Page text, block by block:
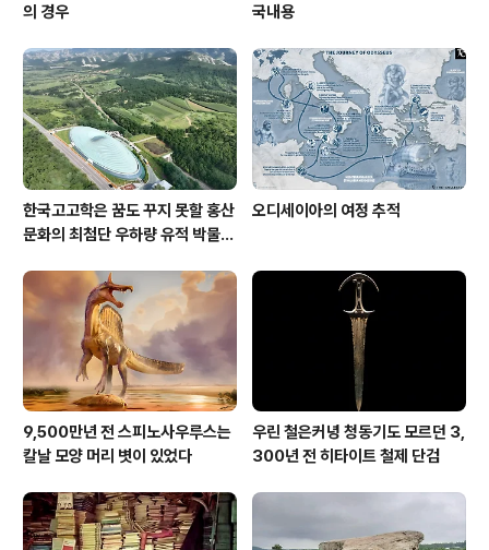
의 경우
국내용
한국고고학은 꿈도 꾸지 못할 홍산
문화의 최첨단 우하량 유적 박물관
오디세이아의 여정 추적
9,500만년 전 스피노사우루스는
칼날 모양 머리 볏이 있었다
우린 철은커녕 청동기도 모르던 3,
300년 전 히타이트 철제 단검